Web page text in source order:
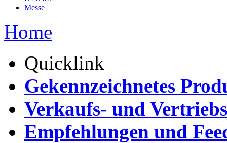
Messe
Home
Quicklink
Gekennzeichnetes
Verkaufs- und
Empfehlungen und